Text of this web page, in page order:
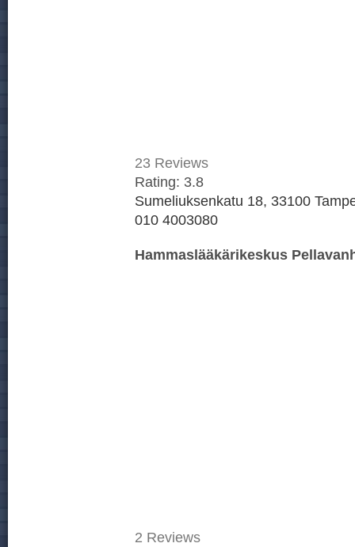
23 Reviews
Rating: 3.8
Sumeliuksenkatu 18, 33100
010 4003080
Hammaslääkärikeskus
2 Reviews